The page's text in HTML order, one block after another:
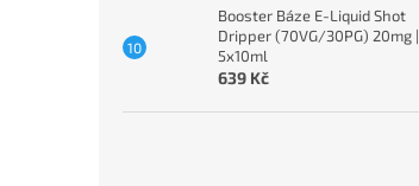
Booster Báze E-Liquid Shot
Dripper (70VG/30PG) 20mg |
5x10ml
639 Kč